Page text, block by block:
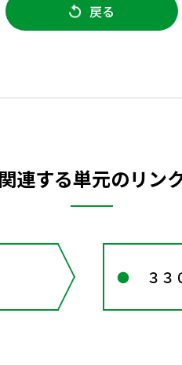
戻る
関連する単元のリン
３